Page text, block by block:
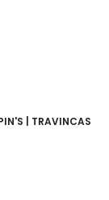
| TRAVINCAS